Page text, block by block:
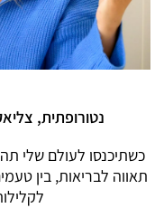
נטורופתית,
כשתיכנסו לעולם שלי
תאווה לבריאות, בין